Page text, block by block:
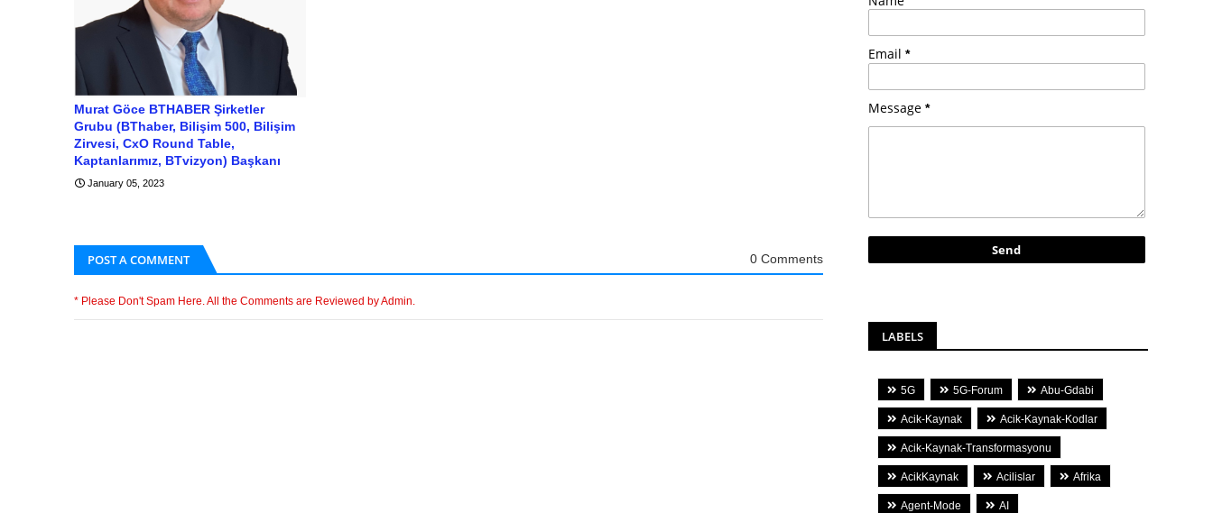
Murat Göce BTHABER Şirketler
Grubu (BThaber, Bilişim 500, Bilişim
Zirvesi, CxO Round Table,
Kaptanlarımız, BTvizyon) Başkanı
January 05, 2023
POST A COMMENT 0 Comments
* Please Don't Spam Here. All the Comments are Reviewed by Admin.
Email *
Message *
LABELS
5G 5G-Forum Abu-Gdabi
Acik-Kaynak Acik-Kaynak-Kodlar
Acik-Kaynak-Transformasyonu
AcikKaynak Acilislar Afrika
Agent-Mode AI